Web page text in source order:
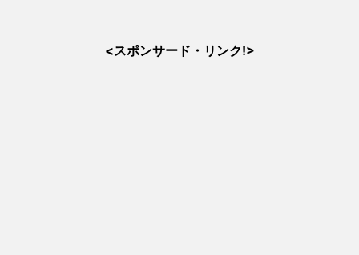
<スポンサード・リンク!>